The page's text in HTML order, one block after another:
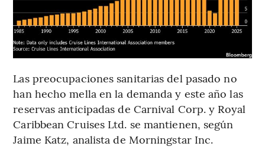
Las preocupaciones sanitarias del pasado no
han hecho mella en la demanda y este año las
reservas anticipadas de Carnival Corp. y Royal
Caribbean Cruises Ltd. se mantienen, según
Jaime Katz, analista de Morningstar Inc.